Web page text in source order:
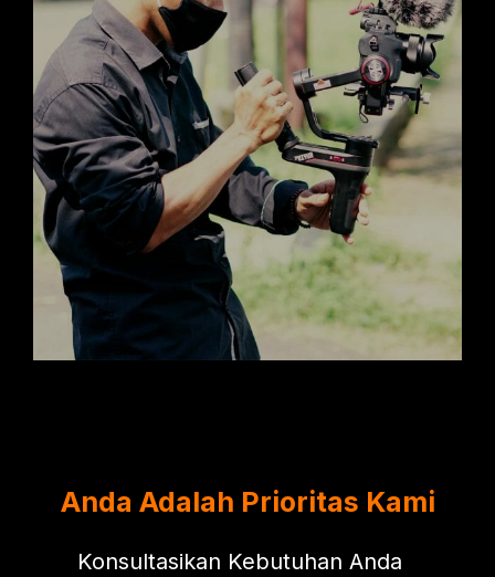
Anda Adalah Prioritas Kami
Konsultasikan Kebutuhan Anda